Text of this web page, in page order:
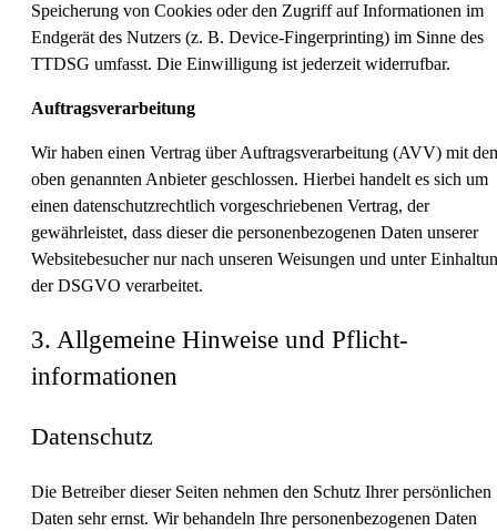
Speicherung von Cookies oder den Zugriff auf Informationen im
Endgerät des Nutzers (z. B. Device-Fingerprinting) im Sinne des
TTDSG umfasst. Die Einwilligung ist jederzeit widerrufbar.
Auftragsverarbeitung
Wir haben einen Vertrag über Auftragsverarbeitung (AVV) mit
oben genannten Anbieter geschlossen. Hierbei handelt es sich um
einen datenschutzrechtlich vorgeschriebenen Vertrag, der
gewährleistet, dass dieser die personenbezogenen Daten unserer
Websitebesucher nur nach unseren Weisungen und unter
der DSGVO verarbeitet.
3. Allgemeine Hinweise und Pflicht­
informationen
Datenschutz
Die Betreiber dieser Seiten nehmen den Schutz Ihrer persönlichen
Daten sehr ernst. Wir behandeln Ihre personenbezogenen Daten